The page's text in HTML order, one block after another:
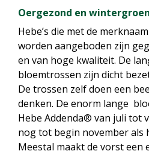
Oergezond en wintergroen
Hebe’s die met de
worden aangeboden zijn
en van hoge kwaliteit. De
bloemtrossen zijn dicht
De trossen zelf doen een
denken. De enorm lange
Hebe Addenda® van juli tot
nog tot begin november als
Meestal maakt de vorst een